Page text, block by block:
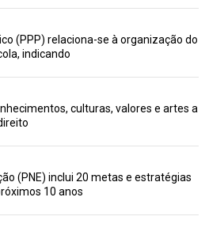
(PPP) relaciona-se à organização do
indicando
culturas, valores e artes a
(PNE) inclui 20 metas e estratégias
10 anos